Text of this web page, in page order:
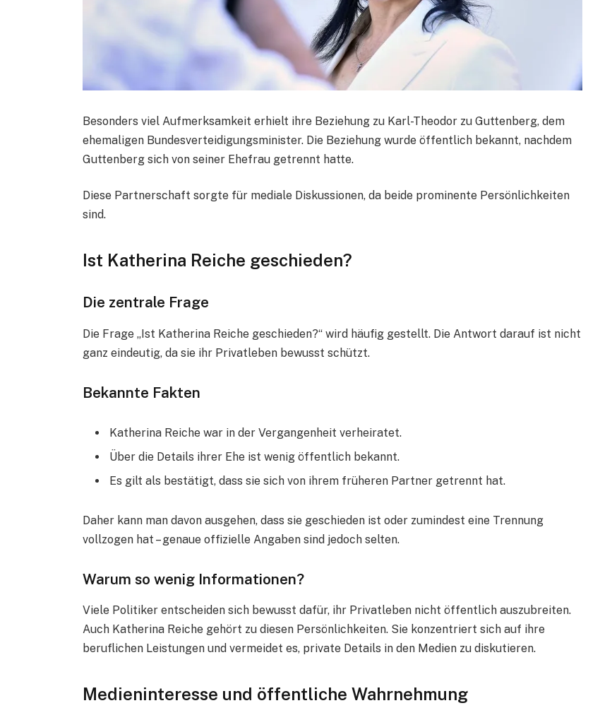
Besonders viel Aufmerksamkeit erhielt ihre Beziehung zu Karl-Theodor zu Guttenberg, dem
ehemaligen Bundesverteidigungsminister. Die Beziehung wurde öffentlich bekannt, nachdem
Guttenberg sich von seiner Ehefrau getrennt hatte.
Diese Partnerschaft sorgte für mediale Diskussionen, da beide prominente Persönlichkeiten
sind.
Ist Katherina Reiche geschieden?
Die zentrale Frage
Die Frage „Ist Katherina Reiche geschieden?“ wird häufig gestellt. Die Antwort darauf ist nicht
ganz eindeutig, da sie ihr Privatleben bewusst schützt.
Bekannte Fakten
Katherina Reiche war in der Vergangenheit verheiratet.
Über die Details ihrer Ehe ist wenig öffentlich bekannt.
Es gilt als bestätigt, dass sie sich von ihrem früheren Partner getrennt hat.
Daher kann man davon ausgehen, dass sie geschieden ist oder zumindest eine Trennung
vollzogen hat – genaue offizielle Angaben sind jedoch selten.
Warum so wenig Informationen?
Viele Politiker entscheiden sich bewusst dafür, ihr Privatleben nicht öffentlich auszubreiten.
Auch Katherina Reiche gehört zu diesen Persönlichkeiten. Sie konzentriert sich auf ihre
beruflichen Leistungen und vermeidet es, private Details in den Medien zu diskutieren.
Medieninteresse und öffentliche Wahrnehmung